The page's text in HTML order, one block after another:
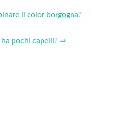
il color borgogna?
ha pochi capelli? ⇒